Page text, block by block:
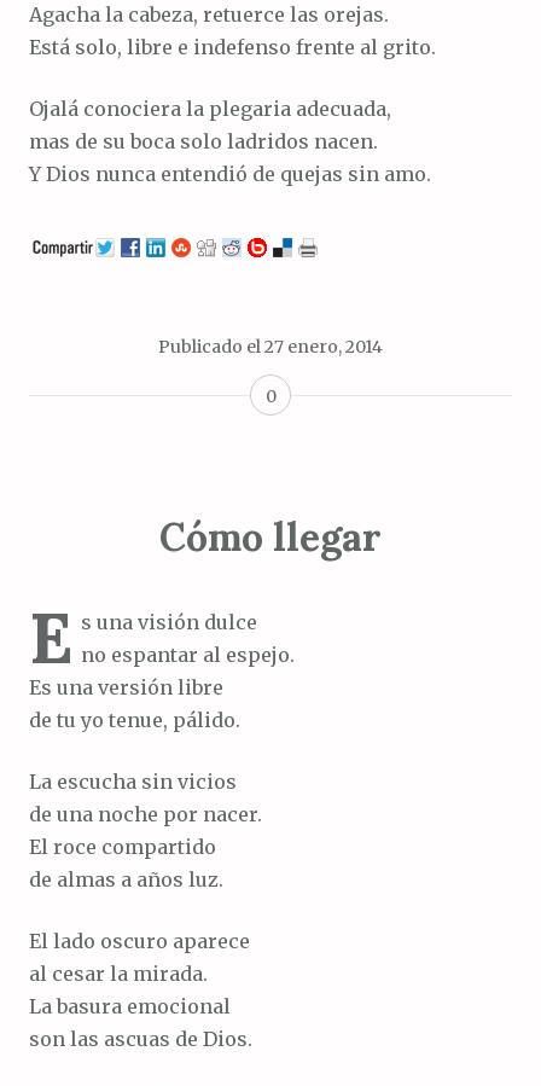
Agacha la cabeza, retuerce las orejas.
Está solo, libre e indefenso frente al grito.
Ojalá conociera la plegaria adecuada,
mas de su boca solo ladridos nacen.
Y Dios nunca entendió de quejas sin amo.
Publicado el 27 enero, 2014
0
Cómo llegar
E s una visión dulce
no espantar al espejo.
Es una versión libre
de tu yo tenue, pálido.
La escucha sin vicios
de una noche por nacer.
El roce compartido
de almas a años luz.
El lado oscuro aparece
al cesar la mirada.
La basura emocional
son las ascuas de Dios.